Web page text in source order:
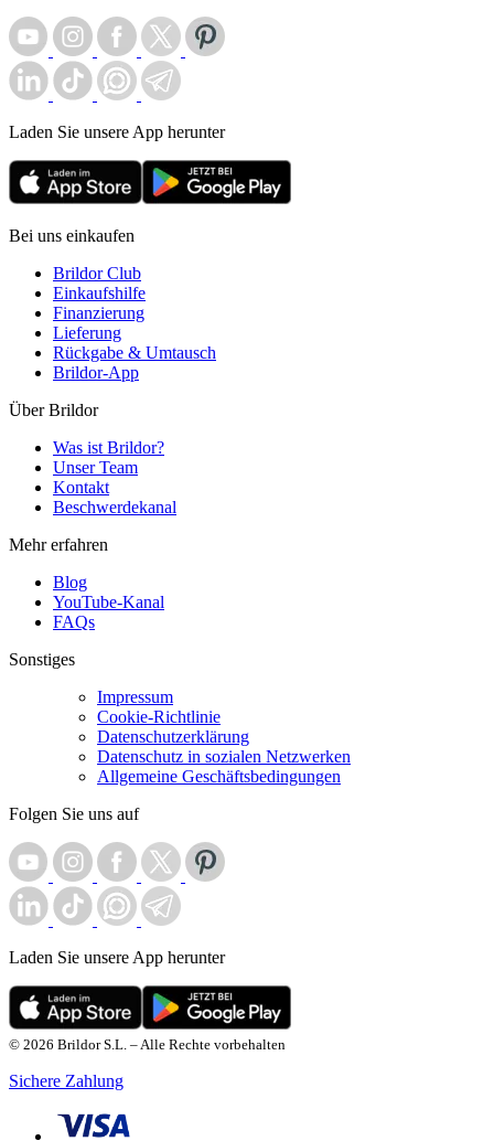
Laden Sie unsere App herunter
Bei uns einkaufen
Brildor Club
Einkaufshilfe
Finanzierung
Lieferung
Rückgabe & Umtausch
Brildor-App
Über Brildor
Was ist Brildor?
Unser Team
Kontakt
Beschwerdekanal
Mehr erfahren
Blog
YouTube-Kanal
FAQs
Sonstiges
Impressum
Cookie-Richtlinie
Datenschutzerklärung
Datenschutz in sozialen Netzwerken
Allgemeine Geschäftsbedingungen
Folgen Sie uns auf
Laden Sie unsere App herunter
© 2026 Brildor S.L. – Alle Rechte vorbehalten
Sichere Zahlung